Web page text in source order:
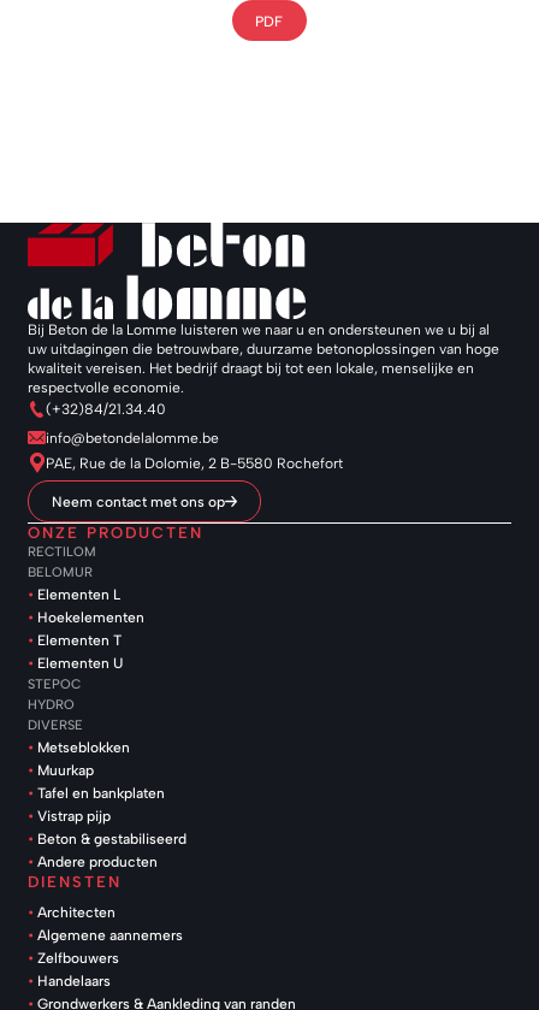
PDF
Bij Beton de la Lomme luisteren we naar u en ondersteunen we u bij al
uw uitdagingen die betrouwbare, duurzame betonoplossingen van hoge
kwaliteit vereisen. Het bedrijf draagt bij tot een lokale, menselijke en
respectvolle economie.
(+32)84/21.34.40
info@betondelalomme.be
PAE, Rue de la Dolomie, 2 B-5580 Rochefort
Neem contact met ons op
ONZE PRODUCTEN
RECTILOM
BELOMUR
Elementen L
Hoekelementen
Elementen T
Elementen U
STEPOC
HYDRO
DIVERSE
Metseblokken
Muurkap
Tafel en bankplaten
Vistrap pijp
Beton & gestabiliseerd
Andere producten
DIENSTEN
Architecten
Algemene aannemers
Zelfbouwers
Handelaars
Grondwerkers & Aankleding van randen